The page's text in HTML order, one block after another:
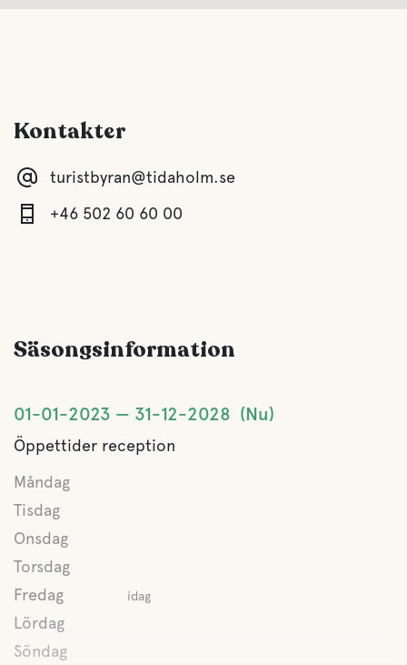
Kontakter
turistbyran@tidaholm.se
+46 502 60 60 00
Säsongsinformation
01-01-2023 31-12-2028 Nu
Öppettider reception
Måndag
Tisdag
Onsdag
Torsdag
Fredag
idag
Lördag
Söndag